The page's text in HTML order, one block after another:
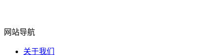
网站导航
关于我们